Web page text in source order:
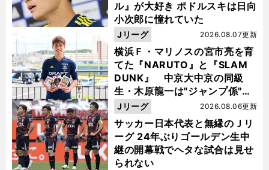
ル』が大好き ポドルスキは日向
小次郎に憧れていた
横浜Ｆ・マリノスの宮市亮を育
てた『NARUTO』と『SLAM
DUNK』 中京大中京の同級
生・木原龍一は"ジャンプ係"だ
った
2026.08.07更新
Jリーグ
サッカー日本代表と無縁のＪリ
ーグ 24年ぶりゴールデン生中
継の開幕戦でヘタな試合は見せ
られない
2026.08.06更新
Jリーグ